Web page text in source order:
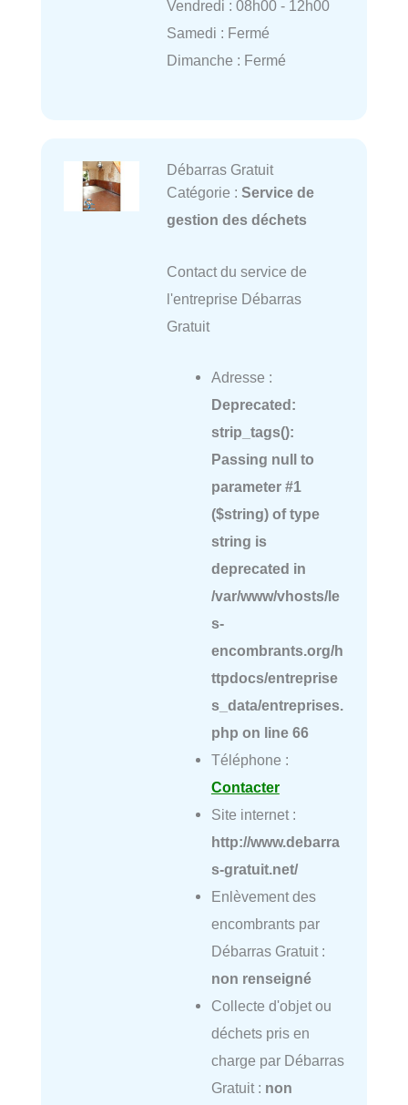
Vendredi : 08h00 - 12h00
Samedi : Fermé
Dimanche : Fermé
Débarras Gratuit
Catégorie : Service de
gestion des déchets
Contact du service de
l'entreprise Débarras
Gratuit
Adresse :
Deprecated:
strip_tags():
Passing null to
parameter #1
($string) of type
string is
deprecated in
/var/www/vhosts/le
s-
encombrants.org/h
ttpdocs/entreprise
s_data/entreprises.
php on line 66
Téléphone :
Contacter
Site internet :
http://www.debarra
s-gratuit.net/
Enlèvement des
encombrants par
Débarras Gratuit :
non renseigné
Collecte d'objet ou
déchets pris en
charge par Débarras
Gratuit : non